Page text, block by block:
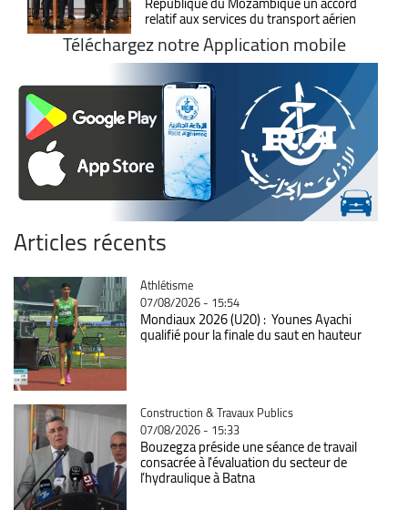
relatif aux services du transport aérien
Téléchargez notre Application mobile
Articles récents
Catégorie
Athlétisme
07/08/2026 - 15:54
Mondiaux 2026 (U20) : Younes Ayachi
qualifié pour la finale du saut en hauteur
Catégorie
Construction & Travaux Publics
07/08/2026 - 15:33
Bouzegza préside une séance de travail
consacrée à l'évaluation du secteur de
l’hydraulique à Batna